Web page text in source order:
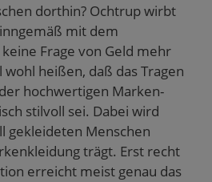
dorthin? Ochtrup wirbt
mit dem
Frage von Geld mehr
wohl heißen, daß das Tragen
hochwertigen Marken-
stilvoll sei. Dabei wird
gekleideten Menschen
trägt. Erst recht
erreicht meist genau das